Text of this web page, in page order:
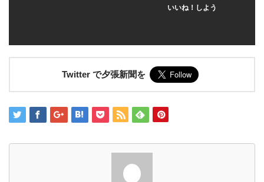
いいね！しよう
Twitter で夕張新聞を